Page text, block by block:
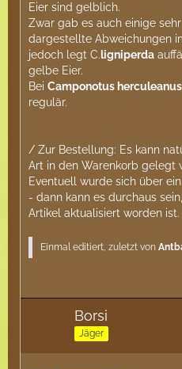
Eier sind gelblich.
Zwar gab es auch einige
dargestellte Abweichungen
jedoch legt C.ligniperda
gelbe Eier.
Bei Camponotus herculeanus
regulär.
/ Zur Bestellung: Es kann
Art in den Warenkorb gelegt
Eventuell wurde sich über
- dann kann es durchaus
Artikel aktualisiert worden ist.
Einmal editiert, zuletzt von
Borsi
Jäger